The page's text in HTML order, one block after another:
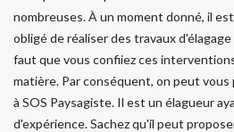
nombreuses. À un moment donné, il
obligé de réaliser des travaux
faut que vous confiiez ces
matière. Par conséquent, on peut
à SOS Paysagiste. Il est un élagueur
d'expérience. Sachez qu'il peut